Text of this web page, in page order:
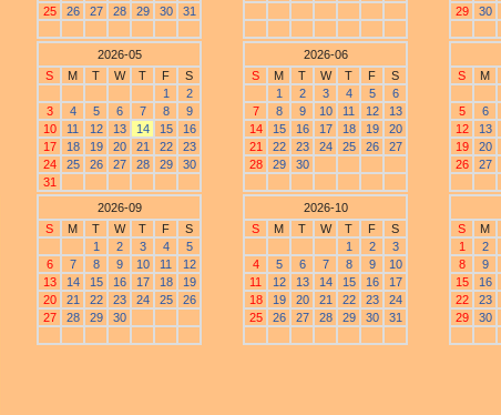
25
26 27 28 29 30 31
29
30
2026-05
S
M T W T F
S
1
2
3
4 5 6 7 8
9
10
11 12 13 14 15
16
17
18 19 20 21 22
23
24
25 26 27 28 29
30
31
2026-06
S
M T W T F
S
1
2 3 4 5
6
7
8 9 10 11 12
13
14
15 16 17 18 19
20
21
22 23 24 25 26
27
28
29 30
S
M
5
6
12
13
19
20
26
27
2026-09
S
M T W T F
S
1
2 3 4
5
6
7 8 9 10 11
12
13
14 15 16 17 18
19
20
21 22 23 24 25
26
27
28 29 30
2026-10
S
M T W T F
S
1
2
3
4
5 6 7 8 9
10
11
12 13 14 15 16
17
18
19 20 21 22 23
24
25
26 27 28 29 30 31
S
M
1
2
8
9
15
16
22
23
29
30